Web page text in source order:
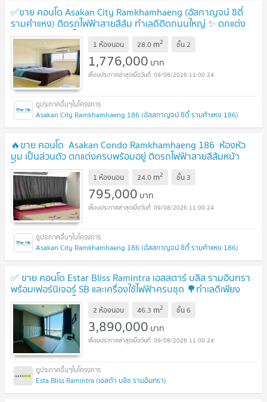
✅ขาย คอนโด Asakan City Ramkhamhaeng (อัสกาญจน์ ซิตี้
รามคำแหง) ติดรถไฟฟ้าสายสีส้ม ทำเลดีติดถนนใหญ่ ✨ ตกแต่ง
ครบพร้อมเข้าอยู่ได้ทันที
1 ห้องนอน 28.0 m2 ชั้น2
1,776,000 บาท
09/08/2026 11:00:24
Asakan City Ramkhamhaeng 186 (อัสสกาญจน์ ซิตี้ รามคำแหง 186)
🔥ขาย คอนโด Asakan Condo Ramkhamhaeng 186 ห้องหัว
มุม เป็นส่วนตัว ตกแต่งครบพร้อมอยู่ ติดรถไฟฟ้าสายสีส้มหน้า
โครงการ✅ UPDATE !
1 ห้องนอน 24.0 m2 ชั้น 3
795,000 บาท
09/08/2026 11:00:24
Asakan City Ramkhamhaeng 186 (อัสสกาญจน์ ซิตี้ รามคำแหง 186)
✅ ขาย คอนโด Estar Bliss Ramintra เอสสตาร์ บลิส รามอินทรา
พร้อมเฟอร์นิเจอร์ SB และเครื่องใช้ไฟฟ้าครบชุด 🌳ทำเลดีเพียง
100 เมตร ถึงรถไฟฟ้า
2 ห้องนอน 46.3 m2 ชั้น6
3,890,000 บาท
09/08/2026 11:00:24
Esta Bliss Ramintra (เอสต้า บลิซ รามอินทรา)